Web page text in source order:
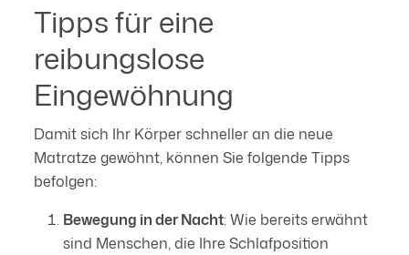
Tipps für eine
reibungslose
Eingewöhnung
Damit sich Ihr Körper schneller an die neue
Matratze gewöhnt, können Sie folgende Tipps
befolgen:
Bewegung in der Nacht: Wie bereits erwähnt
sind Menschen, die Ihre Schlafposition